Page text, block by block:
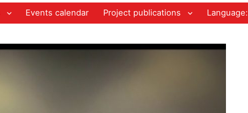
Events calendar Project publications Language: